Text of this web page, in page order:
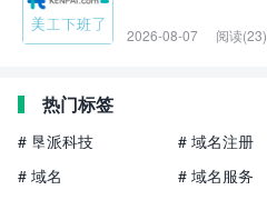
2026-08-07 阅读(23)
热门标签
# 垦派科技 # 域名注册
# 域名
# 域名服务